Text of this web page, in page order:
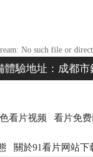
No such file or
體驗地址：成都市
看片视频 看片免
關於91看片网站下